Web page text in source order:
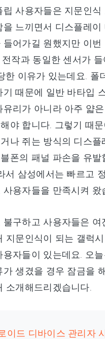
립 사용자들은 지문인식
을 느끼면서 디스플레이
어가길 원했지만 이번
작과 동일한 센서가 들
한 이유가 있는데요. 폴
때문에 일반 바타입
리가 아니라 아주 얇
야 합니다. 그렇기 때
나 쥐는 방식의 디스플
폰의 패널 파손을 유발
서 삼성에서는 빠르고
용자들을 만족시켜 왔
구하고 사용자들은 여
지문인식이 되는 갤럭
자들이 있는데요. 오
가 생겼을 경우 잠금을
소개해드리겠습니다.
이드 디바이스 관리자